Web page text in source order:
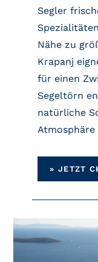
Segler
Nähe zu
Krapanj
für einen
Segeltörn
natürliche
Atmosphäre
»JETZT